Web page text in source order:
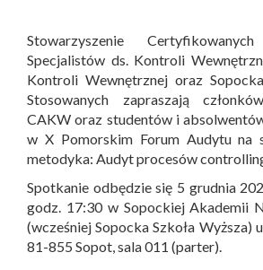
Stowarzyszenie
Specjalistów ds. Kontroli
Kontroli Wewnętrznej oraz
Stosowanych zapraszają
CAKW oraz studentów i
w X Pomorskim Forum Audytu na
metodyka: Audyt procesów
Spotkanie odbędzie się 5 grudnia
godz. 17:30 w Sopockiej Akademii
(wcześniej Sopocka Szkoła Wyższa)
81-855 Sopot, sala 011 (parter).